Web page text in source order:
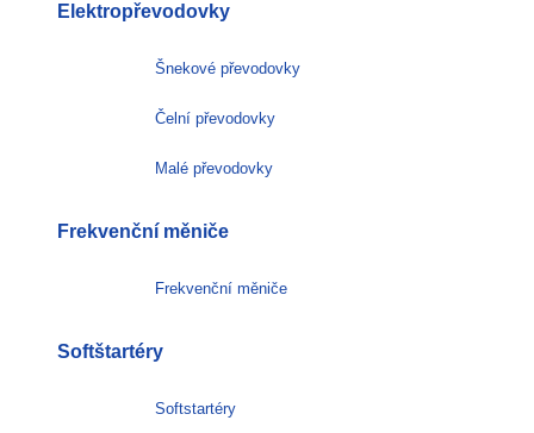
Elektropřevodovky
Šnekové převodovky
Čelní převodovky
Malé převodovky
Frekvenční měniče
Frekvenční měniče
Softštartéry
Softstartéry